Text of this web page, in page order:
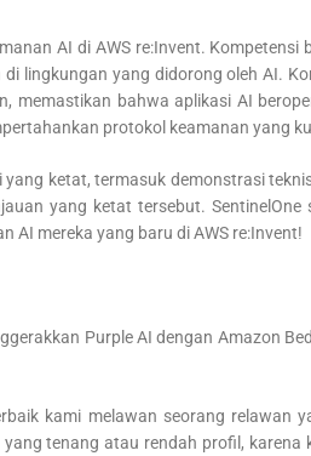
AI di AWS re:Invent. Kompetensi
lingkungan yang didorong oleh AI.
memastikan bahwa aplikasi AI
protokol keamanan yang
ketat, termasuk demonstrasi
yang ketat tersebut.
AI mereka yang baru di AWS re:Invent!
Purple AI dengan Amazon
kami melawan seorang relawan
tenang atau rendah profil,